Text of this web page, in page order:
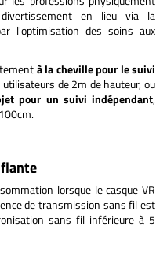
en lieu via la
l'optimisation des soins aux
à la cheville pour le suivi
utilisateurs de 2m de hauteur, ou
pour un suivi indépendant,
lorsque le casque VR
de transmission sans fil est
sans fil inférieure à 5